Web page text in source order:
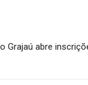
Grajaú abre